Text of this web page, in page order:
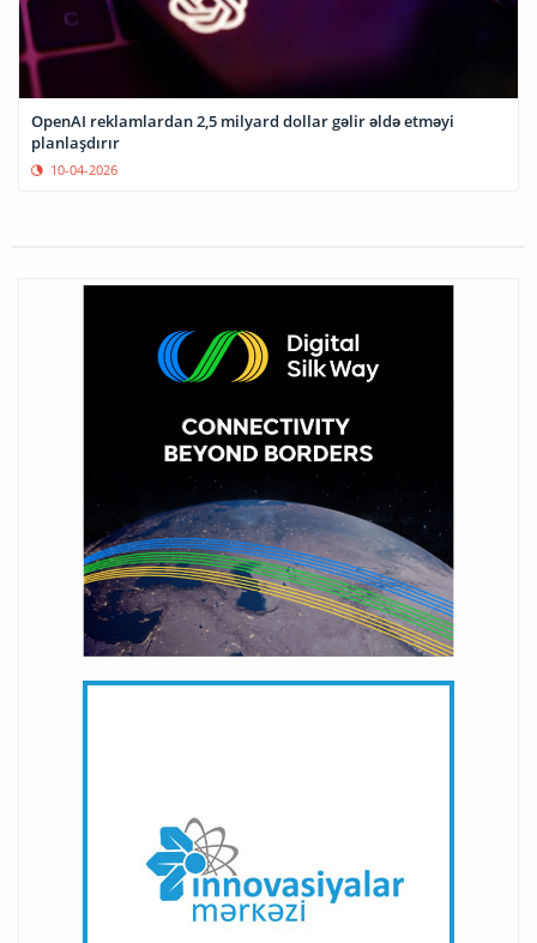
OpenAI reklamlardan 2,5 milyard dollar gəlir əldə etməyi
planlaşdırır
10-04-2026